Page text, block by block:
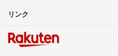
リンク